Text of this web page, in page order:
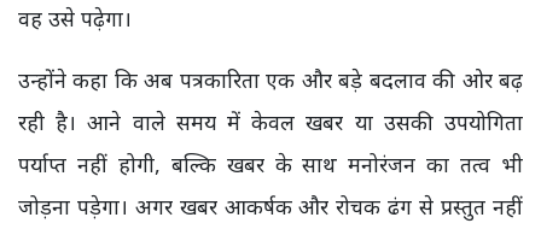
वह उसे पढ़ेगा।
उन्होंने कहा कि अब पत्रकारिता एक और बड़े बदलाव की ओर बढ़
रही है। आने वाले समय में केवल खबर या उसकी उपयोगिता
पर्याप्त नहीं होगी, बल्कि खबर के साथ मनोरंजन का तत्व भी
जोड़ना पड़ेगा। अगर खबर आकर्षक और रोचक ढंग से प्रस्तुत नहीं